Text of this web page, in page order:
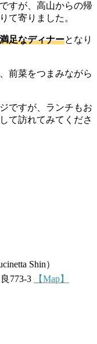
すが、高山からの帰
て寄りました。
足なディナーとなり
前菜をつまみながら
ですが、ランチもお
て訪れてみてくださ
Shin）
773-3
【Map】